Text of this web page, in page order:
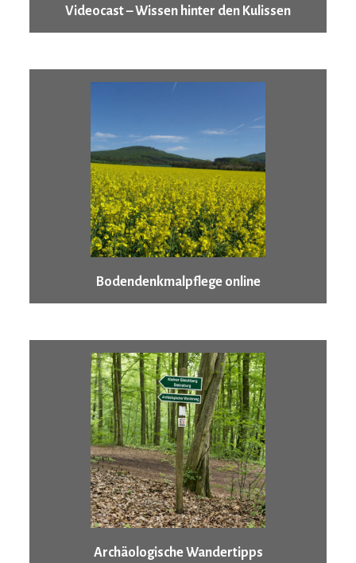
Videocast – Wissen hinter den Kulissen
Bodendenkmalpflege online
Archäologische Wandertipps